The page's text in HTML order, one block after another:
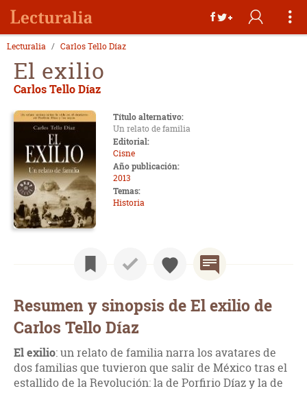
Lecturalia Carlos Tello Díaz
El exilio
Carlos Tello Díaz
Título alternativo:
Un relato de familia
Editorial:
Cisne
Año publicación:
2013
Temas:
Historia
Resumen y sinopsis de El exilio de
Carlos Tello Díaz
El exilio: un relato de familia narra los avatares de
dos familias que tuvieron que salir de México tras el
estallido de la Revolución: la de Porfirio Díaz y la de